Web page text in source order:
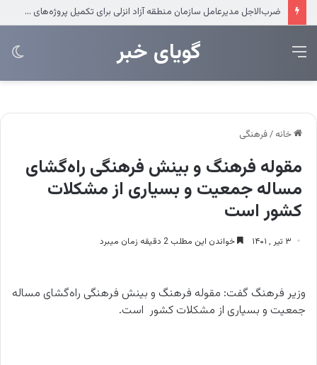
عرضه مستقیم محصولات ایرانول در ایام اربعین
‌‌‌گویای خبر منو
خانه /فرهنگی
مقوله فرهنگ و بینش فرهنگی راه‌گشای
مساله جمعیت و بسیاری از مشکلات
کشور است
۳ تیر , ۱۴۰۱ خواندن این مطلب 2 دقیقه زمان میبرد
وزیر فرهنگ گفت: مقوله فرهنگ و بینش فرهنگی راه‌گشای مساله
جمعیت و بسیاری از مشکلات کشور است.